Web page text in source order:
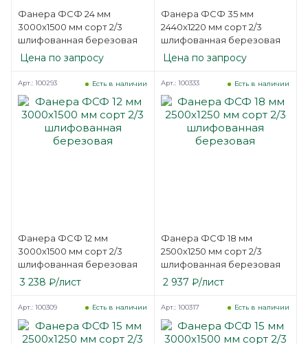
Фанера ФСФ 24 мм
3000х1500 мм сорт 2/3
шлифованная березовая
Цена по запросу
Фанера ФСФ 35 мм
2440х1220 мм сорт 2/3
шлифованная березовая
Цена по запросу
Фанера ФСФ 12 мм
3000х1500 мм сорт 2/3
шлифованная березовая
Есть в наличии
Арт.: 100293
3 238 ₽/лист
Фанера ФСФ 18 мм
2500х1250 мм сорт 2/3
шлифованная березовая
Есть в наличии
Арт.: 100333
2 937 ₽/лист
Есть в наличии
Арт.: 100309 Есть в наличии
Арт.: 100317